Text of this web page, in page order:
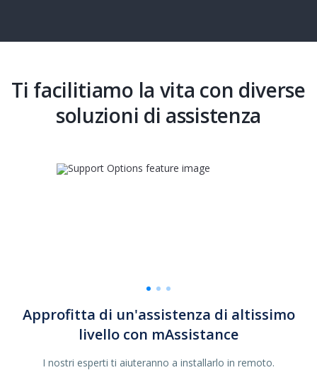
Ti facilitiamo la vita con diverse
soluzioni di assistenza
Approfitta di un'assistenza di altissimo
livello con mAssistance
I nostri esperti ti aiuteranno a installarlo in remoto.
Ottieni un aiuto rapido con la Linea
Prioritaria di Assistenza
Passa velocemente in testa alla fila e ricevi aiuto senza